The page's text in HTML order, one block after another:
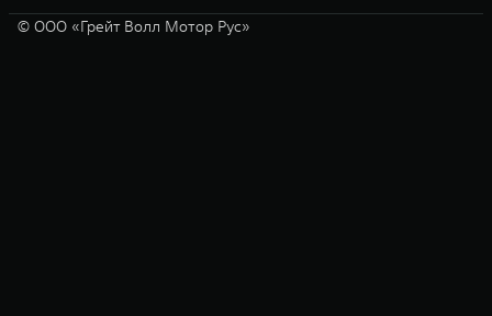
© ООО «Грейт Волл Мотор Рус»